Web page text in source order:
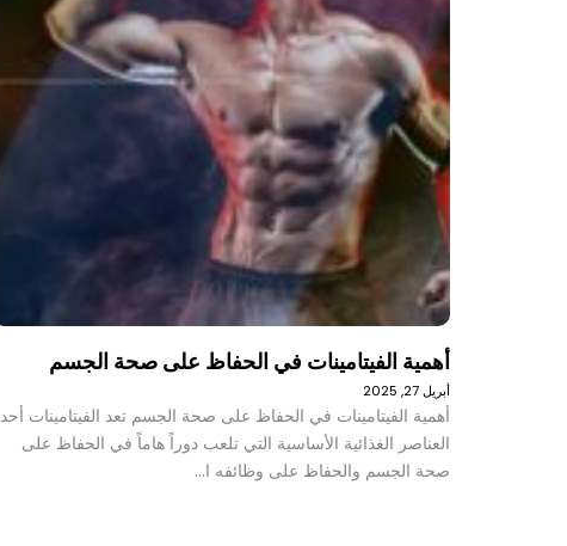
أهمية الفيتامينات في الحفاظ على صحة الجسم
أبريل 27, 2025
أهمية الفيتامينات في الحفاظ على صحة الجسم تعد الفيتامينات أحد
العناصر الغذائية الأساسية التي تلعب دوراً هاماً في الحفاظ على
صحة الجسم والحفاظ على وظائفه ا…